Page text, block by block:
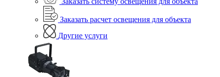
Заказать расчет освещения для объекта
Другие услуги